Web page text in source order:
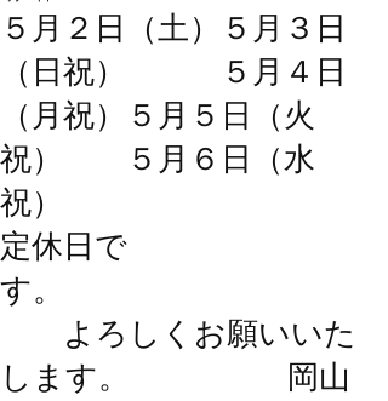
５月２日（土）５月３日
（日祝） ５月４日
（月祝）５月５日（火
祝） ５月６日（水
祝）
定休日で
す。
よろしくお願いいた
します。 岡山